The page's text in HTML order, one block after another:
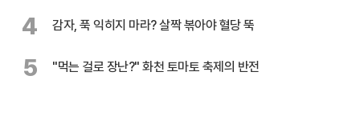
4 감자, 푹 익히지 마라? 살짝 볶아야 혈당 뚝
5 "먹는 걸로 장난?" 화천 토마토 축제의 반전